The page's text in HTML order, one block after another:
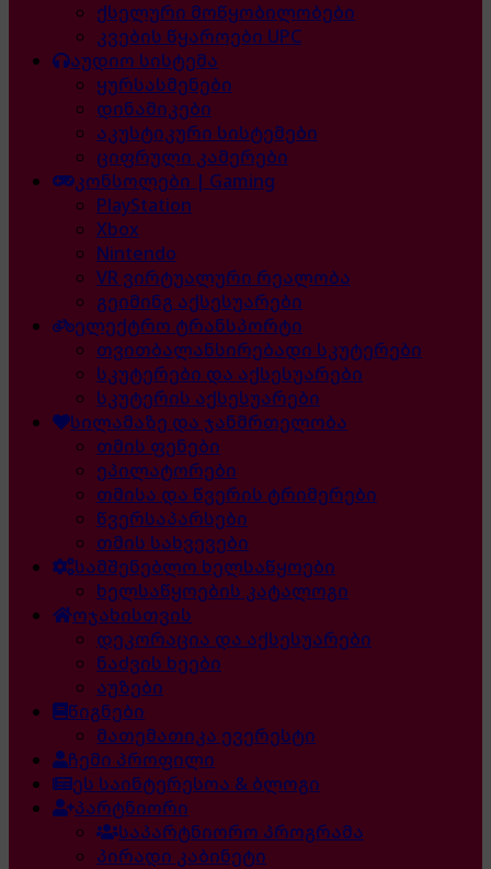
ქსელური მოწყობილობები
კვების წყაროები UPC
აუდიო სისტემა
ყურსასმენები
დინამიკები
აკუსტიკური სისტემები
ციფრული კამერები
კონსოლები | Gaming
PlayStation
Xbox
Nintendo
VR ვირტუალური რეალობა
გეიმინგ აქსესუარები
ელექტრო ტრანსპორტი
თვითბალანსირებადი სკუტერები
სკუტერები და აქსესუარები
სკუტერის აქსესუარები
სილამაზე და ჯანმრთელობა
თმის ფენები
ეპილატორები
თმისა და წვერის ტრიმერები
წვერსაპარსები
თმის სახვევები
სამშენებლო ხელსაწყოები
ხელსაწყოების კატალოგი
ოჯახისთვის
დეკორაცია და აქსესუარები
ნაძვის ხეები
აუზები
წიგნები
მათემათიკა ევერესტი
ჩემი პროფილი
ეს საინტერესოა & ბლოგი
პარტნიორი
საპარტნიორო პროგრამა
პირადი კაბინეტი